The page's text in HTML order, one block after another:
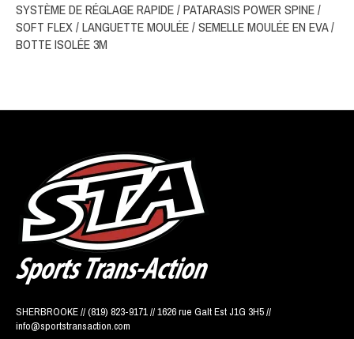
SYSTÈME DE RÉGLAGE RAPIDE / PATARASIS POWER SPINE /
SOFT FLEX / LANGUETTE MOULÉE / SEMELLE MOULÉE EN EVA /
BOTTE ISOLÉE 3M
SHERBROOKE // (819) 823-9171 // 1626 rue Galt Est J1G 3H5 //
info@sportstransaction.com